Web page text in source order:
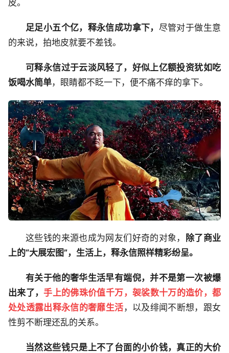
皮。
足足小五个亿，释永信成功拿下， 尽管对于做生意
的来说，拍地皮就要不差钱。
可释永信过于云淡风轻了，好似上亿额投资犹如吃
饭喝水简单，眼睛都不眨一下，便不痛不痒的拿下。
这些钱的来源也成为网友们好奇的对象，
除了商业
上的“大展宏图”，生活上，释永信照样精彩纷呈。
有关于他的奢华生活早有端倪，并不是第一次被爆
出来了，手上的佛珠价值千万，袈裟数十万的造价，都
处处透露出释永信的奢靡生活 ，以及绯闻不断想，跟女
性剪不断理还乱的关系。
当然这些钱只是上不了台面的小价钱，真正的大价